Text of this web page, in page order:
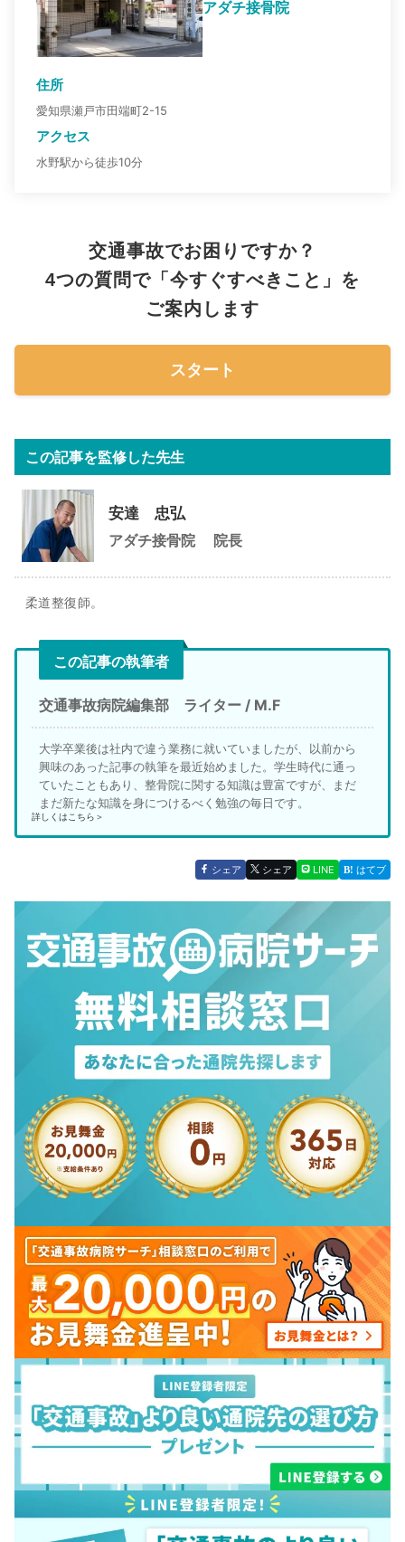
アダチ接骨院
住所
愛知県瀬戸市田端町2-15
アクセス
水野駅から徒歩10分
交通事故でお困りですか？
4つの質問で「今すぐすべきこと」を
ご案内します
スタート
この記事を監修した先生
安達 忠弘
アダチ接骨院
院長
柔道整復師。
この記事の執筆者
交通事故病院編集部 ライター / M.F
大学卒業後は社内で違う業務に就いていましたが、以前から
興味のあった記事の執筆を最近始めました。学生時代に通っ
ていたこともあり、整骨院に関する知識は豊富ですが、まだ
まだ新たな知識を身につけるべく勉強の毎日です。
詳しくはこちら＞
シェア シェア LINE はてブ